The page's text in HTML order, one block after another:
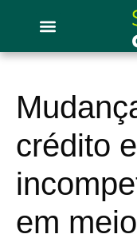
crédito
em